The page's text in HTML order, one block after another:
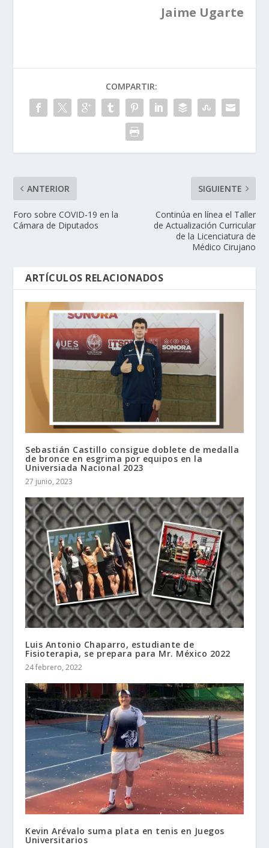
Jaime Ugarte
COMPARTIR:
ANTERIOR
Foro sobre COVID-19 en la
Cámara de Diputados
SIGUIENTE
Continúa en línea el Taller
de Actualización Curricular
de la Licenciatura de
Médico Cirujano
ARTÍCULOS RELACIONADOS
Sebastián Castillo consigue doblete de medalla
de bronce en esgrima por equipos en la
Universiada Nacional 2023
27 junio, 2023
Luis Antonio Chaparro, estudiante de
Fisioterapia, se prepara para Mr. México 2022
24 febrero, 2022
Kevin Arévalo suma plata en tenis en Juegos
Universitarios